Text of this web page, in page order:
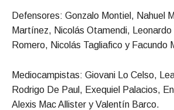
Defensores: Gonzalo Montiel, Nahuel
Martínez, Nicolás Otamendi,
Romero, Nicolás Tagliafico y Facundo
Mediocampistas: Giovani Lo Celso,
Rodrigo De Paul, Exequiel Palacios,
Alexis Mac Allister y Valentín Barco.